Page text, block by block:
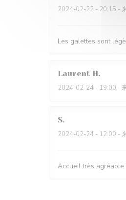
2024-02-22 - 20:15 -
Les galettes sont
Laurent H
2024-02-24 - 19:00 -
S
2024-02-24 - 12:00 -
Accueil très